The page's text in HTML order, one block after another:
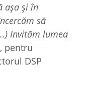
așa și în
să
Invităm lumea
pentru
DSP